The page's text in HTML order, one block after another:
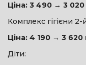
Ціна: 3 490 → 3 020
Комплекс гігієни 2-
Ціна: 4 190 → 3 620
Діти: